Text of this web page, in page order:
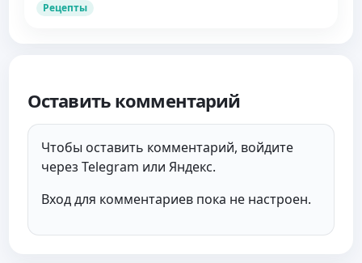
Рецепты
Оставить комментарий
Чтобы оставить комментарий, войдите
через Telegram или Яндекс.
Вход для комментариев пока не настроен.